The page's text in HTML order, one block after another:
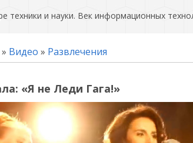
техники и науки. Век информационных
» Видео » Развлечения
«Я не Леди Гага!»